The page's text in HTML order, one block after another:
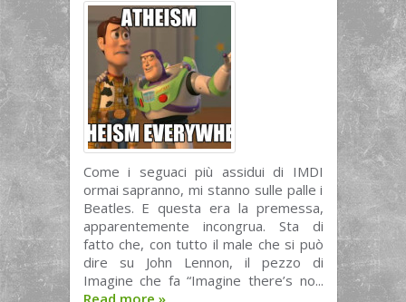
Come i seguaci più assidui di IMDI
ormai sapranno, mi stanno sulle palle i
Beatles. E questa era la premessa,
apparentemente incongrua. Sta di
fatto che, con tutto il male che si può
dire su John Lennon, il pezzo di
Imagine che fa “Imagine there’s no...
Read more »